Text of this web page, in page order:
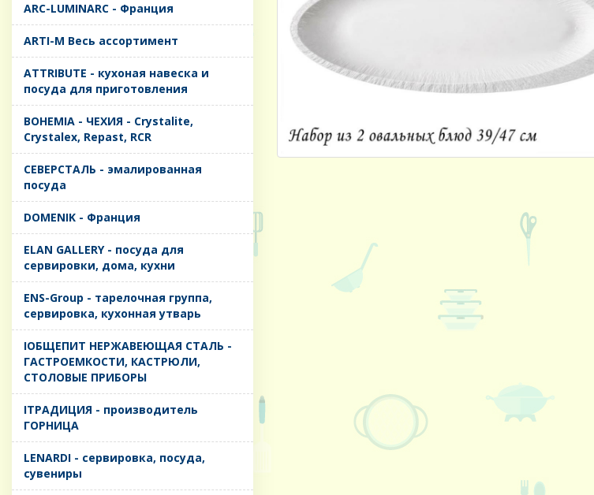
ARC-LUMINARC - Франция
ARTI-M Весь ассортимент
ATTRIBUTE - кухоная навеска и
посуда для приготовления
BOHEMIA - ЧЕХИЯ - Crystalite,
Crystalex, Repast, RCR
CЕВЕРСТАЛЬ - эмалированная
посуда
DOMENIK - Франция
ELAN GALLERY - посуда для
сервировки, дома, кухни
ENS-Group - тарелочная группа,
сервировка, кухонная утварь
IОБЩЕПИТ НЕРЖАВЕЮЩАЯ СТАЛЬ -
ГАСТРОЕМКОСТИ, КАСТРЮЛИ,
СТОЛОВЫЕ ПРИБОРЫ
IТРАДИЦИЯ - производитель
ГОРНИЦА
LENARDI - сервировка, посуда,
сувениры